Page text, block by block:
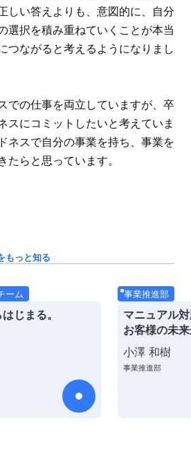
しい答えよりも、意図的に、自分
選択を積み重ねていくことが本当
つながると考えるようになりまし
での仕事を両立していますが、卒
スにコミットしたいと考えていま
ネスで自分の事業を持ち、事業を
たらと思っています。
もっと知る
ーム
じまる。
事業推進部
マニュアル
お客様の未
小澤 和樹
事業推進部